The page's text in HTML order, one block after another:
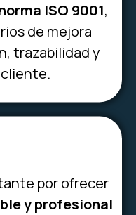
ISO 9001,
de mejora
trazabilidad y
por ofrecer
y profesional